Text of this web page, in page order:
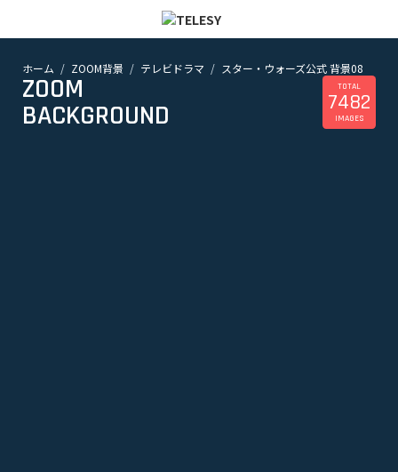
ホーム
ホーム ZOOM背景 テレビドラマ スター・ウォーズ公式 背景08
ZOOM
BACKGROUND
TOTAL
7482
IMAGES